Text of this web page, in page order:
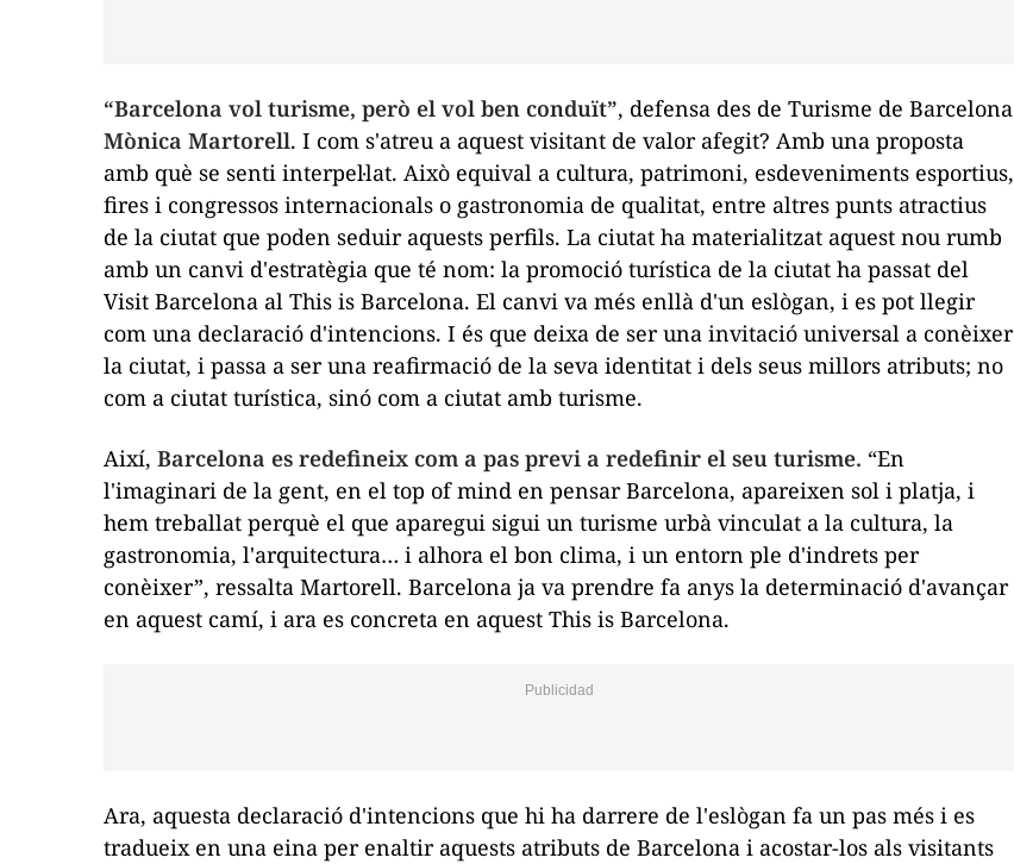
“Barcelona vol turisme, però el vol ben conduït”, defensa des de Turisme de Barcelona
Mònica Martorell. I com s'atreu a aquest visitant de valor afegit? Amb una proposta
amb què se senti interpel·lat. Això equival a cultura, patrimoni, esdeveniments esportius,
fires i congressos internacionals o gastronomia de qualitat, entre altres punts atractius
de la ciutat que poden seduir aquests perfils. La ciutat ha materialitzat aquest nou rumb
amb un canvi d'estratègia que té nom: la promoció turística de la ciutat ha passat del
Visit Barcelona al This is Barcelona. El canvi va més enllà d'un eslògan, i es pot llegir
com una declaració d'intencions. I és que deixa de ser una invitació universal a conèixer
la ciutat, i passa a ser una reafirmació de la seva identitat i dels seus millors atributs; no
com a ciutat turística, sinó com a ciutat amb turisme.
Així, Barcelona es redefineix com a pas previ a redefinir el seu turisme. “En
l'imaginari de la gent, en el top of mind en pensar Barcelona, apareixen sol i platja, i
hem treballat perquè el que aparegui sigui un turisme urbà vinculat a la cultura, la
gastronomia, l'arquitectura… i alhora el bon clima, i un entorn ple d'indrets per
conèixer”, ressalta Martorell. Barcelona ja va prendre fa anys la determinació d'avançar
en aquest camí, i ara es concreta en aquest This is Barcelona.
Ara, aquesta declaració d'intencions que hi ha darrere de l'eslògan fa un pas més i es
tradueix en una eina per enaltir aquests atributs de Barcelona i acostar-los als visitants